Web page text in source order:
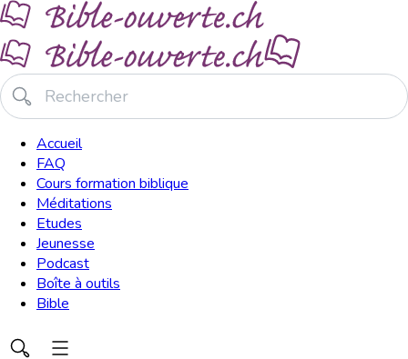
Accueil
FAQ
Cours formation biblique
Méditations
Etudes
Jeunesse
Podcast
Boîte à outils
Bible